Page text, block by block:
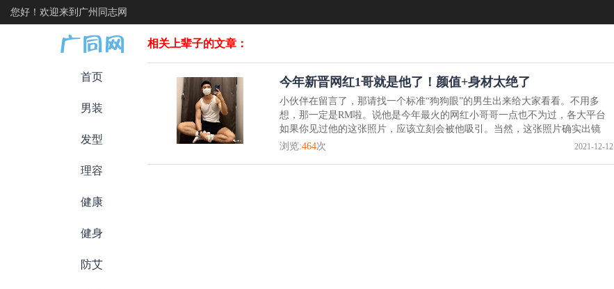
您好！欢迎来到广州同志网
首页
男装
发型
理容
健康
健身
防艾
相关上辈子的文章：
今年新晋网红1哥就是他了！颜值+身材太绝了
小伙伴在留言了，那请找一个标准“狗狗眼”的男生出来给大家看看。不用多
想，那一定是RM啦。说他是今年最火的网红小哥哥一点也不为过，各大平台
如果你见过他的这张照片，应该立刻会被他吸引。当然，这张照片确实出镜
浏览:464次 2021-12-12